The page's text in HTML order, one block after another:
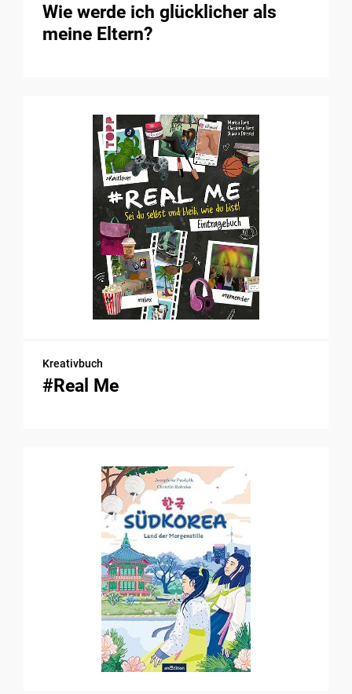
Wie werde ich glücklicher als
meine Eltern?
Kreativbuch
#Real Me